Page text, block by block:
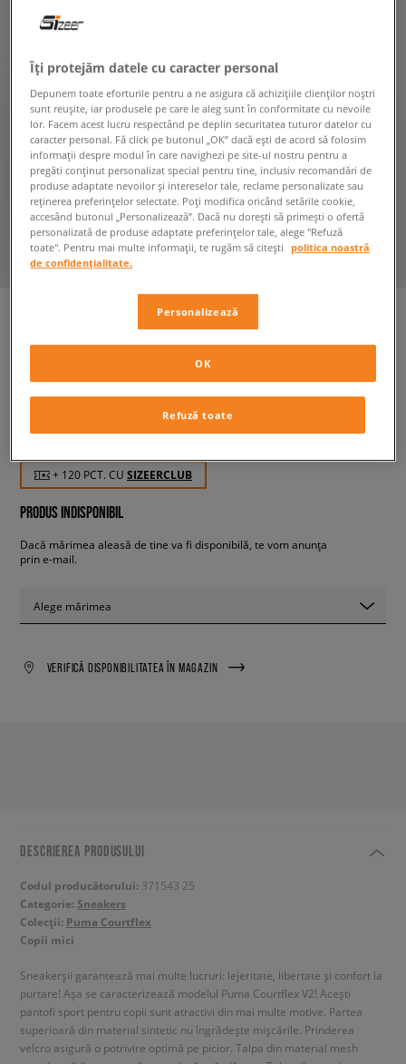
119,99 RON cu TVA
+ 120 PCT. CU SIZEERCLUB
PRODUS INDISPONIBIL
Dacă mărimea aleasă de tine va fi disponibilă, te vom anunța
prin e-mail.
Alege mărimea
VERIFICĂ DISPONIBILITATEA ÎN MAGAZIN
DESCRIEREA PRODUSULUI
Codul producătorului: 371543 25
Categorie: Sneakers
Colecții: Puma Courtflex
Copii mici
Sneakerșii garantează mai multe lucruri: lejeritate, libertate și confort la
purtare! Așa se caracterizează modelul Puma Courtflex V2! Acești
pantofi sport pentru copii sunt atractivi din mai multe motive. Partea
superioară din material sintetic nu îngrădește mișcările. Prinderea
velcro asigură o potrivire optimă pe picior. Talpa din material mesh
Îți protejăm datele cu caracter personal
Depunem toate eforturile pentru a ne asigura că achizițiile clienților noștri
sunt reușite, iar produsele pe care le aleg sunt în conformitate cu nevoile
lor. Facem acest lucru respectând pe deplin securitatea tuturor datelor cu
caracter personal. Fă click pe butonul „OK” dacă ești de acord să folosim
informații despre modul în care navighezi pe site-ul nostru pentru a
pregăti conținut personalizat special pentru tine, inclusiv recomandări de
produse adaptate nevoilor și intereselor tale, reclame personalizate sau
reținerea preferințelor selectate. Poți modifica oricând setările cookie,
accesând butonul „Personalizează”. Dacă nu dorești să primești o ofertă
personalizată de produse adaptate preferințelor tale, alege "Refuză
toate". Pentru mai multe informații, te rugăm să citești
politica noastră
de confidențialitate.
Personalizează
Refuză toate
OK